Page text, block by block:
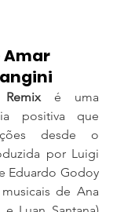
Amar
é uma
positiva que
desde o
por Luigi
Eduardo Godoy
de Ana